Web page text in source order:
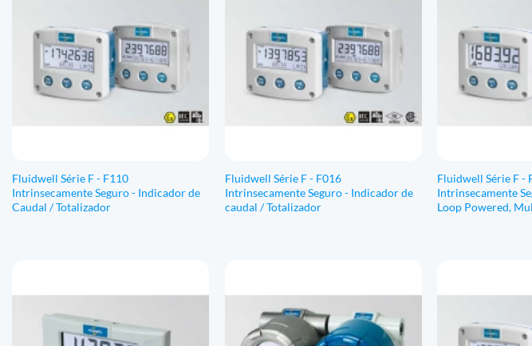
Fluidwell Série F - F110
Intrinsecamente Seguro - Indicador de
Caudal / Totalizador
Fluidwell Série F - F016
Intrinsecamente Seguro - Indicador de
caudal / Totalizador
Fluidwell Série F -
Intrinsecamente
Loop Powered,